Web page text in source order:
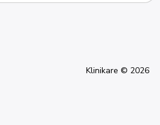
Klinikare © 2026